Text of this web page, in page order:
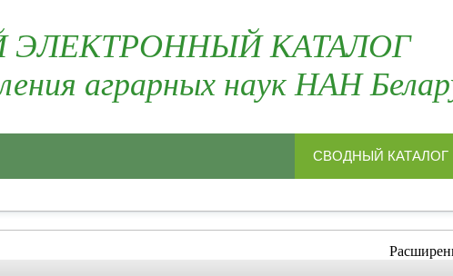
ЭЛЕКТРОННЫЙ КАТАЛОГ
аграрных наук НАН
СВОДНЫЙ КАТАЛОГ